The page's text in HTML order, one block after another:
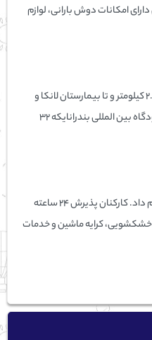
امکانات دوش بارانی، لوازم
این هتل تا ایستگاه راه آهن بامبالاپیتیا 2.8 کیلومتر و تا بیمارستان لانکا و
بیمارستان آسیری 100 متر فاصله دارد. فرودگاه بین المللی بندرانایکه 32
هماهنگی سفر را می توان در میز تور انجام داد. کارکنان پذیرش 24 ساعته
خشکشویی، کرایه ماشین و خدمات